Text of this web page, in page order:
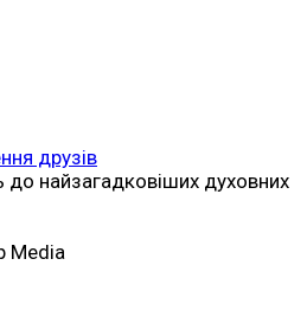
друзів
до найзагадковіших духовних
Media